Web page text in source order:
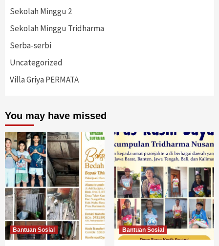
Sekolah Minggu 2
Sekolah Minggu Tridharma
Serba-serbi
Uncategorized
Villa Griya PERMATA
You may have missed
Bantuan Sosial Bantuan Sosial